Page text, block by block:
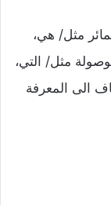
مثل/ هي،
مثل/ التي،
الى المعرفة